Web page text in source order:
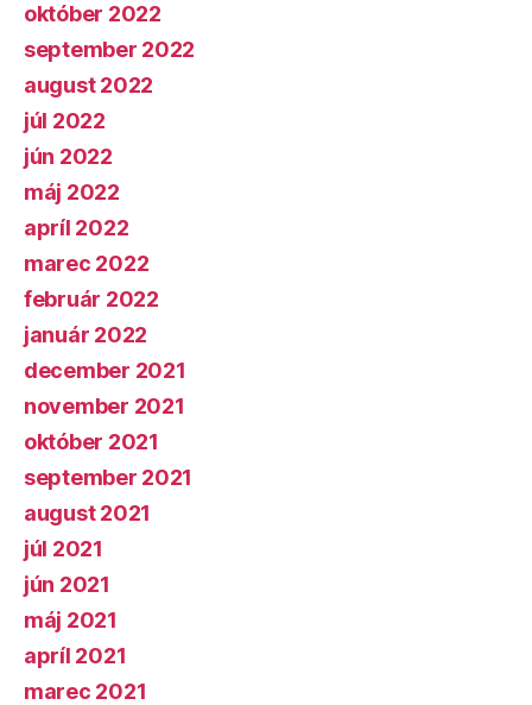
október 2022
september 2022
august 2022
júl 2022
jún 2022
máj 2022
apríl 2022
marec 2022
február 2022
január 2022
december 2021
november 2021
október 2021
september 2021
august 2021
júl 2021
jún 2021
máj 2021
apríl 2021
marec 2021